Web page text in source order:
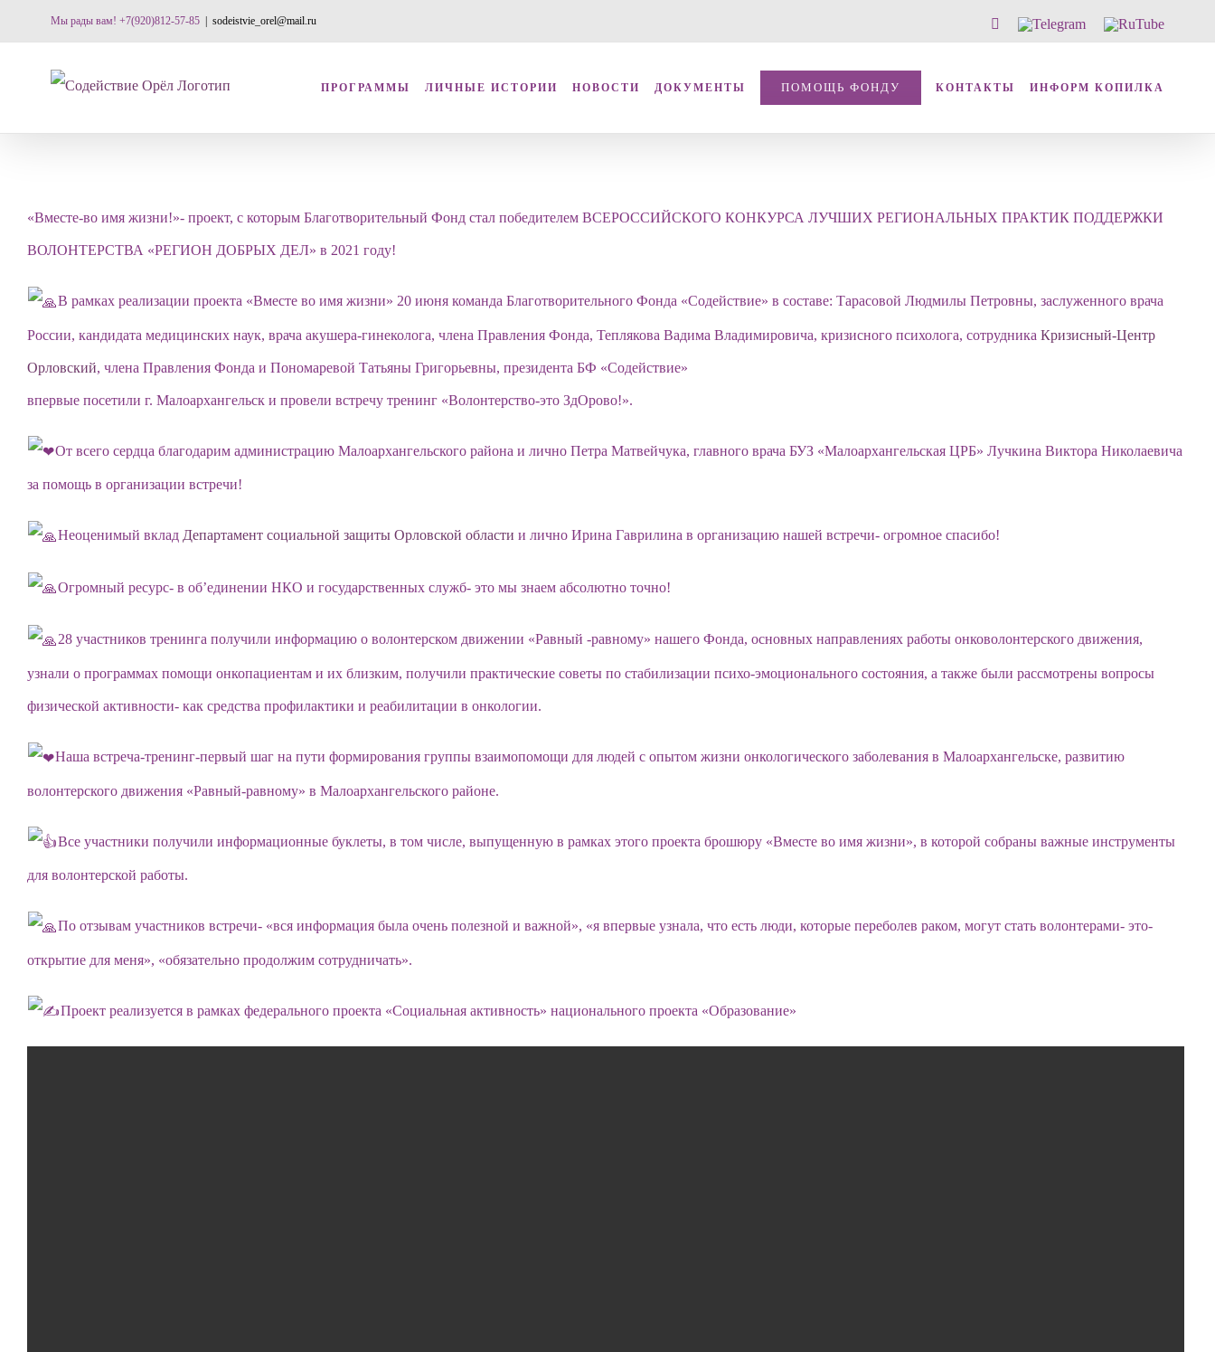
to
Мы рады вам! +7(920)812-57-85 sodeistvie_orel@mail.ru Telegram RuTube
ПРОГРАММЫ ЛИЧНЫЕ ИСТОРИИ НОВОСТИ ДОКУМЕНТЫ ПОМОЩЬ ФОНДУ КОНТАКТЫ ИНФОРМ КОПИЛКА
«Вместе-во имя жизни!»- проект, с которым Благотворительный Фонд стал победителем ВСЕРОССИЙСКОГО КОНКУРСА ЛУЧШИХ РЕГИОНАЛЬНЫХ ПРАКТИК ПОДДЕРЖКИ
ВОЛОНТЕРСТВА «РЕГИОН ДОБРЫХ ДЕЛ» в 2021 году!
В рамках реализации проекта «Вместе во имя жизни» 20 июня команда Благотворительного Фонда «Содействие» в составе: Тарасовой Людмилы Петровны, заслуженного врача
России, кандидата медицинских наук, врача акушера-гинеколога, члена Правления Фонда, Теплякова Вадима Владимировича, кризисного психолога, сотрудника Кризисный-Центр
Орловский, члена Правления Фонда и Пономаревой Татьяны Григорьевны, президента БФ «Содействие»
впервые посетили г. Малоархангельск и провели встречу тренинг «Волонтерство-это ЗдОрово!».
От всего сердца благодарим администрацию Малоархангельского района и лично Петра Матвейчука, главного врача БУЗ «Малоархангельская ЦРБ» Лучкина Виктора Николаевича
за помощь в организации встречи!
Неоценимый вклад Департамент социальной защиты Орловской области и лично Ирина Гаврилина в организацию нашей встречи- огромное спасибо!
Огромный ресурс- в об’единении НКО и государственных служб- это мы знаем абсолютно точно!
28 участников тренинга получили информацию о волонтерском движении «Равный -равному» нашего Фонда, основных направлениях работы онковолонтерского движения,
узнали о программах помощи онкопациентам и их близким, получили практические советы по стабилизации психо-эмоционального состояния, а также были рассмотрены вопросы
физической активности- как средства профилактики и реабилитации в онкологии.
Наша встреча-тренинг-первый шаг на пути формирования группы взаимопомощи для людей с опытом жизни онкологического заболевания в Малоархангельске, развитию
волонтерского движения «Равный-равному» в Малоархангельского районе.
Все участники получили информационные буклеты, в том числе, выпущенную в рамках этого проекта брошюру «Вместе во имя жизни», в которой собраны важные инструменты
для волонтерской работы.
По отзывам участников встречи- «вся информация была очень полезной и важной», «я впервые узнала, что есть люди, которые переболев раком, могут стать волонтерами- это-
открытие для меня», «обязательно продолжим сотрудничать».
Проект реализуется в рамках федерального проекта «Социальная активность» национального проекта «Образование»